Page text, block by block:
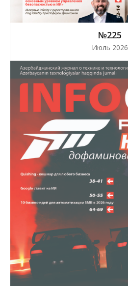
№225
Июль 2026